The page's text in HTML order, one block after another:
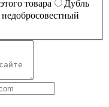
товара
Дубль